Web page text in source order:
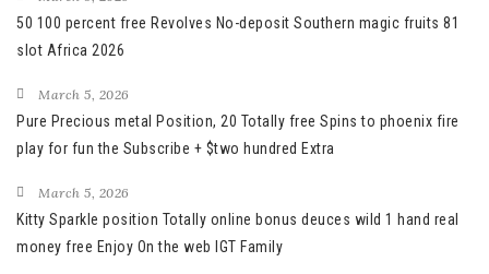
50 100 percent free Revolves No-deposit Southern magic fruits 81
slot Africa 2026
March 5, 2026
Pure Precious metal Position, 20 Totally free Spins to phoenix fire
play for fun the Subscribe + $two hundred Extra
March 5, 2026
Kitty Sparkle position Totally online bonus deuces wild 1 hand real
money free Enjoy On the web IGT Family